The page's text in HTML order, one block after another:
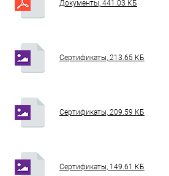
Документы, 441.03 КБ
Сертификаты, 213.65 КБ
Сертификаты, 209.59 КБ
Сертификаты, 149.61 КБ